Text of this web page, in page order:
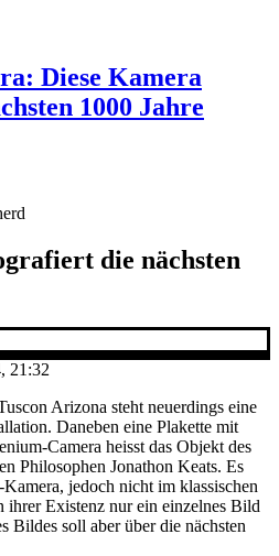
Diese Kamera
1000 Jahre
die nächsten
21:32
Arizona steht neuerdings eine
Daneben eine Plakette mit
Camera heisst das Objekt des
Philosophen Jonathon Keats. Es
jedoch nicht im klassischen
ihrer Existenz nur ein einzelnes Bild
Bildes soll aber über die nächsten